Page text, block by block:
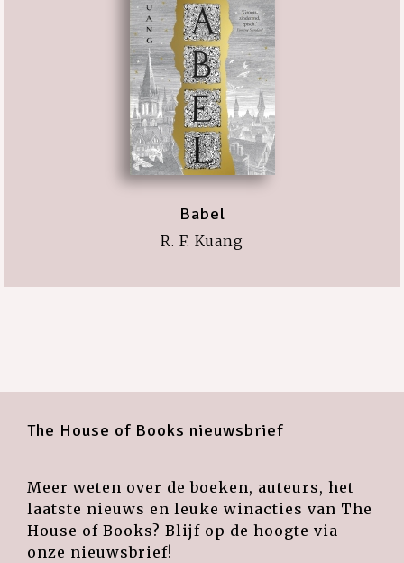
Babel
R. F. Kuang
The House of Books nieuwsbrief
Meer weten over de boeken, auteurs, het
laatste nieuws en leuke winacties van The
House of Books? Blijf op de hoogte via
onze nieuwsbrief!